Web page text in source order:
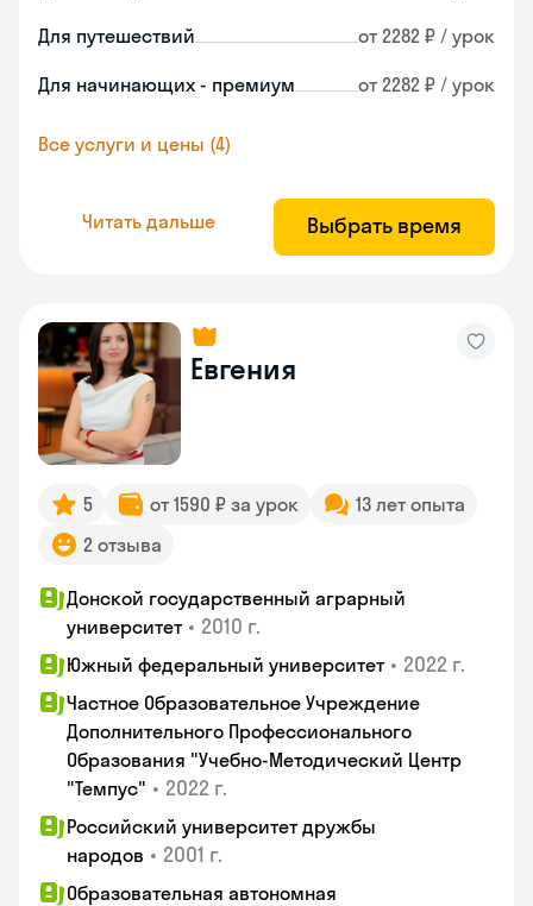
Для путешествий от 2282 ₽ / урок
Для начинающих - премиум от 2282 ₽ / урок
Все услуги и цены (4)
Читать дальше Выбрать время
Евгения
5 от 1590 ₽ за урок
13 лет опыта
2 отзыва
Донской государственный аграрный
университет • 2010 г.
Южный федеральный университет • 2022 г.
Частное Образовательное Учреждение
Дополнительного Профессионального
Образования "Учебно-Методический Центр
"Темпус" • 2022 г.
Российский университет дружбы
народов • 2001 г.
Образовательная автономная